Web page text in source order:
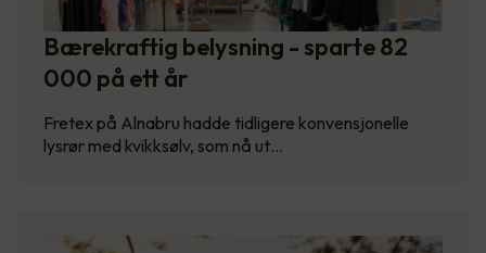
Bærekraftig belysning - sparte 82
000 på ett år
Fretex på Alnabru hadde tidligere konvensjonelle
lysrør med kvikksølv, som nå ut…